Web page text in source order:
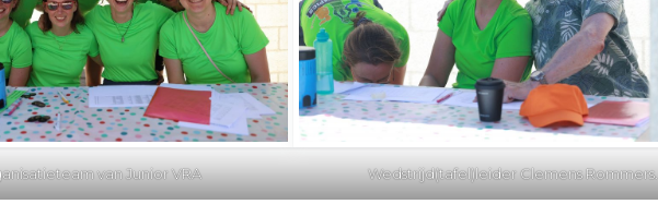
van Junior VRA Wedstrijd(tafel)leider Clemens Rommers.